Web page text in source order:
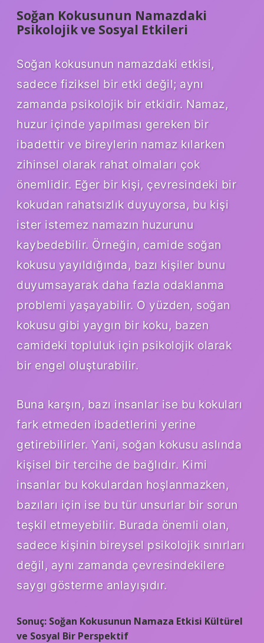
Soğan Kokusunun Namazdaki
Psikolojik ve Sosyal Etkileri
Soğan kokusunun namazdaki etkisi,
sadece fiziksel bir etki değil; aynı
zamanda psikolojik bir etkidir. Namaz,
huzur içinde yapılması gereken bir
ibadettir ve bireylerin namaz kılarken
zihinsel olarak rahat olmaları çok
önemlidir. Eğer bir kişi, çevresindeki bir
kokudan rahatsızlık duyuyorsa, bu kişi
ister istemez namazın huzurunu
kaybedebilir. Örneğin, camide soğan
kokusu yayıldığında, bazı kişiler bunu
duyumsayarak daha fazla odaklanma
problemi yaşayabilir. O yüzden, soğan
kokusu gibi yaygın bir koku, bazen
camideki topluluk için psikolojik olarak
bir engel oluşturabilir.
Buna karşın, bazı insanlar ise bu kokuları
fark etmeden ibadetlerini yerine
getirebilirler. Yani, soğan kokusu aslında
kişisel bir tercihe de bağlıdır. Kimi
insanlar bu kokulardan hoşlanmazken,
bazıları için ise bu tür unsurlar bir sorun
teşkil etmeyebilir. Burada önemli olan,
sadece kişinin bireysel psikolojik sınırları
değil, aynı zamanda çevresindekilere
saygı gösterme anlayışıdır.
Sonuç: Soğan Kokusunun Namaza Etkisi Kültürel
ve Sosyal Bir Perspektif